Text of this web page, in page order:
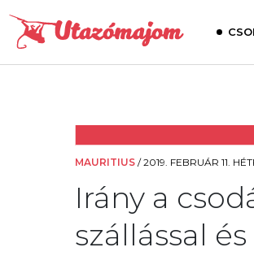
MAURITIUS /2019. FEBRUÁR 11.
Irány a
szállással